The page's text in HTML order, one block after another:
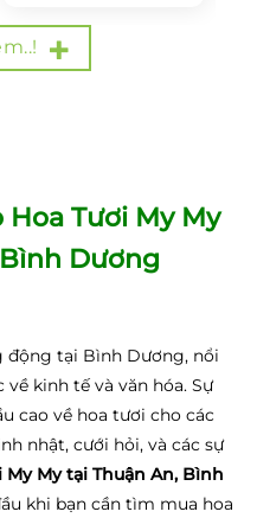
Tươi My My
Dương
động tại Bình Dương, nổi
kinh tế và văn hóa. Sự
cao về hoa tươi cho các
nhật, cưới hỏi, và các sự
My My tại Thuận An, Bình
khi bạn cần tìm mua hoa